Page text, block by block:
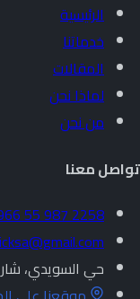
الرئيسية
خدماتنا
المقالات
لماذا نحن
من نحن
تواصل معنا
55 987 2258
حي السويدي، شارع صيدا،